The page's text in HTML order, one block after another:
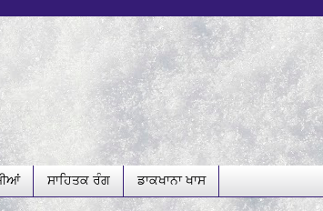
ਸਾਹਿਤਕ ਰੰਗ ਡਾਕਖਾਨਾ ਖਾਸ